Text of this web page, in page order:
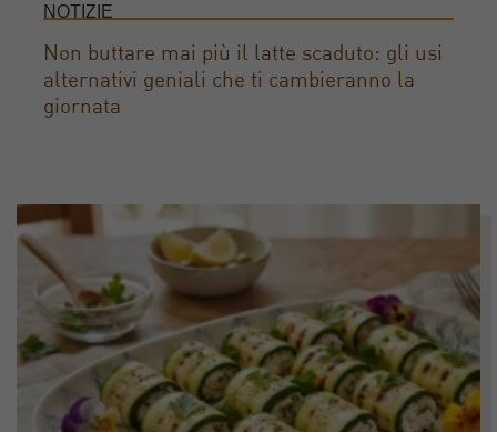
NOTIZIE
Non buttare mai più il latte scaduto: gli usi
alternativi geniali che ti cambieranno la
giornata